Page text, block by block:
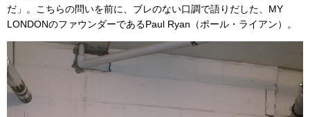
だ」。こちらの問いを前に、ブレのない口調で語りだした、MY
LONDONのファウンダーであるPaul Ryan（ポール・ライアン）。